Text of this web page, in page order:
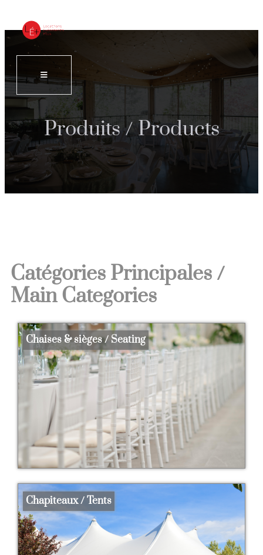
Produits / Products
Catégories Principales /
Main Categories
Chaises & sièges / Seating
Chapiteaux / Tents